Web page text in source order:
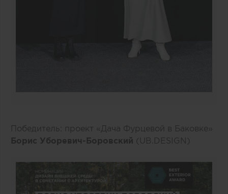
Победитель: проект «Дача Фурцевой в Баковке»
Борис Уборевич-Боровский (UB.DESIGN)